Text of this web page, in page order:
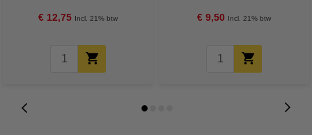
€ 12,75 Incl. 21% btw € 9,50 Incl. 21% btw